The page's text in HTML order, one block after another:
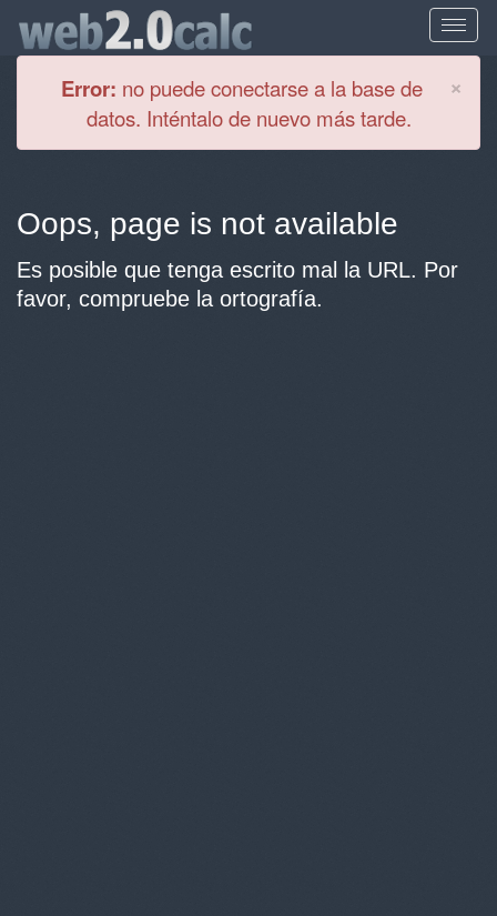
×
Error: no puede conectarse a la base de
datos. Inténtalo de nuevo más tarde.
Oops, page is not available
Es posible que tenga escrito mal la URL. Por
favor, compruebe la ortografía.